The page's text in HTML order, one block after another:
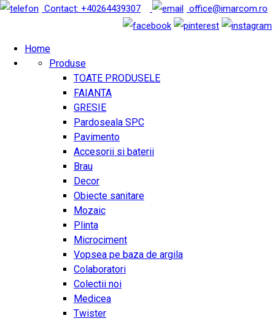
Contact: +40264439307 office@imarcom.ro
Home
Produse
TOATE PRODUSELE
FAIANTA
GRESIE
Pardoseala SPC
Pavimento
Accesorii si baterii
Brau
Decor
Obiecte sanitare
Mozaic
Plinta
Microciment
Vopsea pe baza de argila
Colaboratori
Colectii noi
Medicea
Twister